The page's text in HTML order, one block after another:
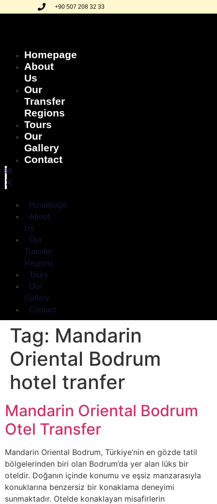
+90 507 208 32 33
Homepage
About
Us
Our
Transfer
Regions
Tours
Our
Gallery
Contact
Homepage
About
Us
Our
Transfer
Regions
Tours
Our
Gallery
Contact
Tag: Mandarin
Oriental Bodrum
hotel tranfer
Mandarin Oriental Bodrum
Otel Transfer
Mandarin Oriental Bodrum, Türkiye’nin en gözde tatil
bölgelerinden biri olan Bodrum’da yer alan lüks bir
oteldir. Doğanın içinde konumu ve eşsiz manzarasıyla
konuklarına benzersiz bir konaklama deneyimi
sunmaktadır. Otelde konaklayan misafirlerin